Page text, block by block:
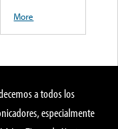
More
a todos los
especialmente